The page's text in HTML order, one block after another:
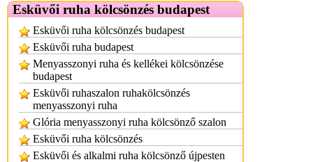
Esküvői ruha kölcsönzés budapest
Esküvői ruha kölcsönzés budapest
Esküvői ruha budapest
Menyasszonyi ruha és kellékei kölcsönzése
budapest
Esküvői ruhaszalon ruhakölcsönzés
menyasszonyi ruha
Glória menyasszonyi ruha kölcsönző szalon
Esküvői ruha kölcsönzés
Esküvői és alkalmi ruha kölcsönző újpesten